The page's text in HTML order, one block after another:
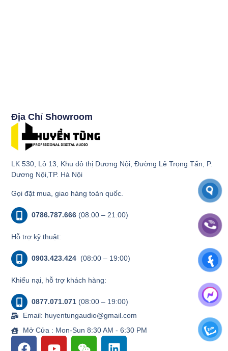
Địa Chỉ Showroom
LK 530, Lô 13, Khu đô thị Dương Nội, Đường Lê Trọng Tấn, P.
Dương Nội,TP. Hà Nội
Gọi đặt mua, giao hàng toàn quốc.
0786.787.666 (08:00 – 21:00)
Hỗ trợ kỹ thuật:
0903.423.424 (08:00 – 19:00)
Khiếu nại, hỗ trợ khách hàng:
0877.071.071 (08:00 – 19:00)
Email: huyentungaudio@gmail.com
Mở Cửa : Mon-Sun 8:30 AM - 6:30 PM